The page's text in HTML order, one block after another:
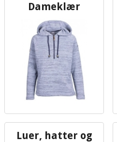
Dameklær
Luer, hatter og